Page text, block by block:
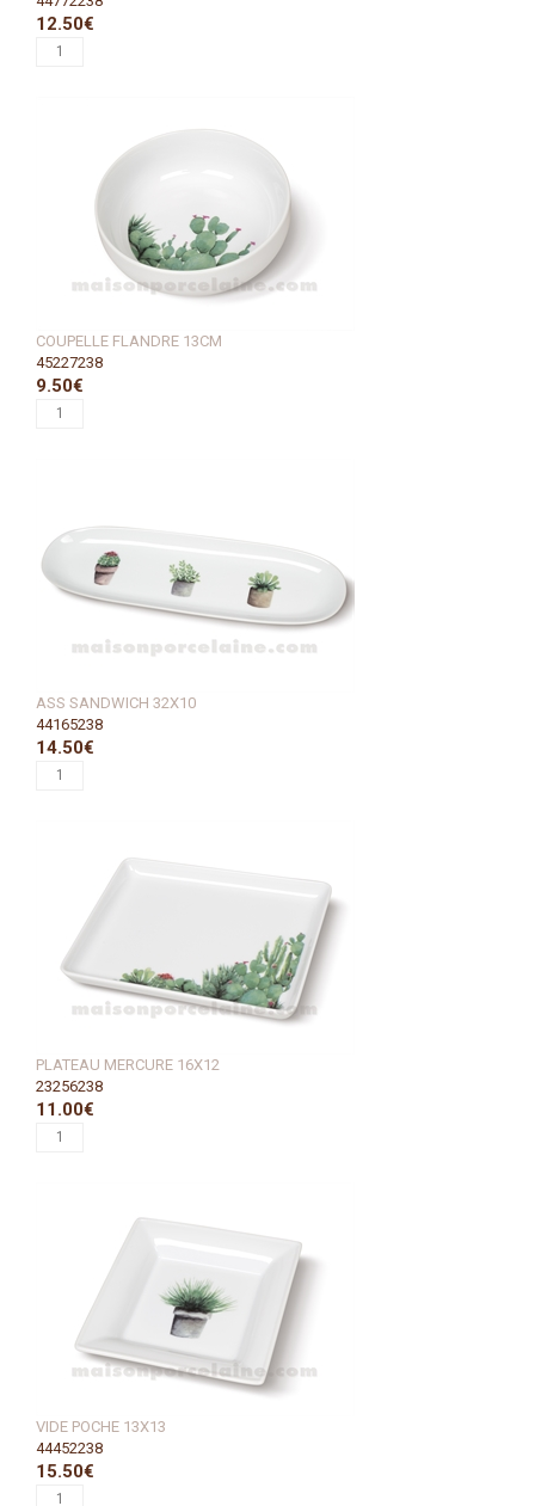
12.50€
COUPELLE FLANDRE 13CM
45227238
9.50€
ASS SANDWICH 32X10
44165238
14.50€
PLATEAU MERCURE 16X12
23256238
11.00€
VIDE POCHE 13X13
44452238
15.50€